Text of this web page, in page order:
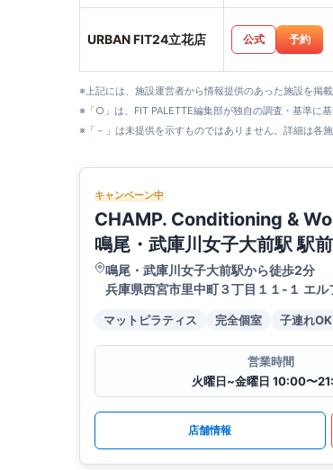
URBAN FIT24立花店 公式 予約
※上記には、施設運営者から情報提供のあった施設を掲
※「○」は、FIT PALETTE編集部が独自の調査・基準に基
※「－」は未提供を示すものではありません。詳細は各
キャンペーン中
CHAMP. Conditioning &
鳴尾・武庫川女子大前駅 駅
鳴尾・武庫川女子大前駅から徒歩2分
兵庫県西宮市里中町３丁目１１-１ エル
マットピラティス 完全個室 子連れOK
営業時間
火曜日~金曜日 10:00〜
店舗情報